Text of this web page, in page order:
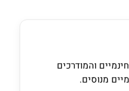
והמודרכים
מנוסים.